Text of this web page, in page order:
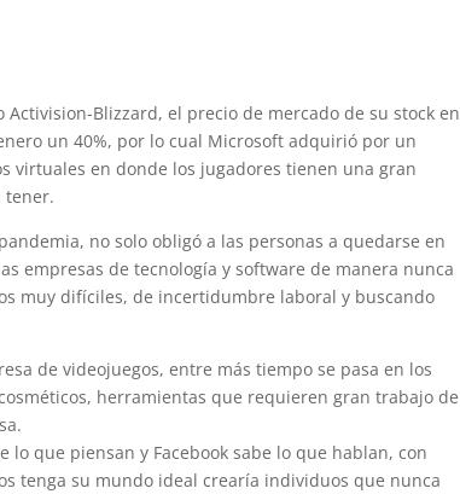
Blizzard, el precio de mercado de su stock en
un 40%, por lo cual Microsoft adquirió por un
virtuales en donde los jugadores tienen una gran
tener.
no solo obligó a las personas a quedarse en
empresas de tecnología y software de manera nunca
muy difíciles, de incertidumbre laboral y buscando
de videojuegos, entre más tiempo se pasa en los
herramientas que requieren gran trabajo de
lo que piensan y Facebook sabe lo que hablan, con
tenga su mundo ideal crearía individuos que nunca